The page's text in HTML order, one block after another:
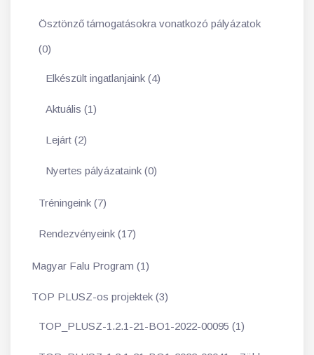
Ösztönző támogatásokra vonatkozó pályázatok
(0)
Elkészült ingatlanjaink (4)
Aktuális (1)
Lejárt (2)
Nyertes pályázataink (0)
Tréningeink (7)
Rendezvényeink (17)
Magyar Falu Program (1)
TOP PLUSZ-os projektek (3)
TOP_PLUSZ-1.2.1-21-BO1-2022-00095 (1)